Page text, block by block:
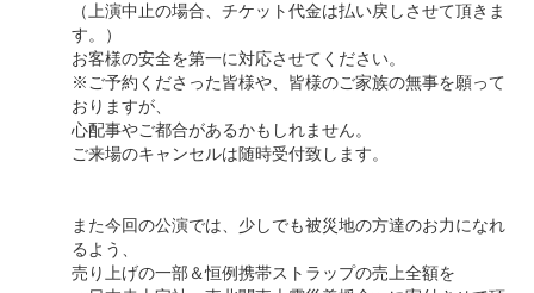
（上演中止の場合、チケット代金は払い戻しさせて頂きま
す。）
お客様の安全を第一に対応させてください。
※ご予約くださった皆様や、皆様のご家族の無事を願って
おりますが、
心配事やご都合があるかもしれません。
ご来場のキャンセルは随時受付致します。
また今回の公演では、少しでも被災地の方達のお力になれ
るよう、
売り上げの一部＆恒例携帯ストラップの売上全額を